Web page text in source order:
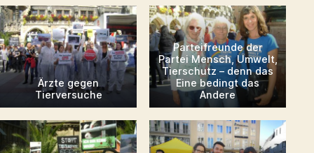
Ärzte gegen
Tierversuche
Parteifreunde der
Partei Mensch, Umwelt,
Tierschutz – denn das
Eine bedingt das
Andere